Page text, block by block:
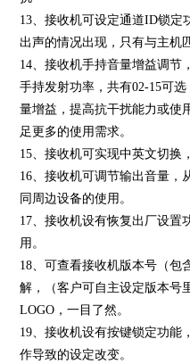
13、接收机可设定通道ID锁定
出声的情况出现，只有与主机
14、接收机手持音量增益调节
手持发射功率，共有02-15可
量增益，提高抗干扰能力或使
足更多的使用需求。
15、接收机可实现中英文切
16、接收机可调节输出音量，
同周边设备的使用。
17、接收机设有恢复出厂设置
用。
18、可查看接收机版本号（包
解，（客户可自主设定版本号
LOGO，一目了然。
19、接收机设有按键锁定功能
作导致的设定改变。